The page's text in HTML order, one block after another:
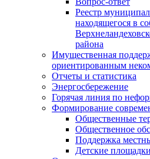
Реестр
находящегося в
района
Имущественная
ориентированным
Отчеты и статистика
Энергосбережение
Горячая линия по
Формирование
Общественные
Общественное
Поддержка
Детские площадки